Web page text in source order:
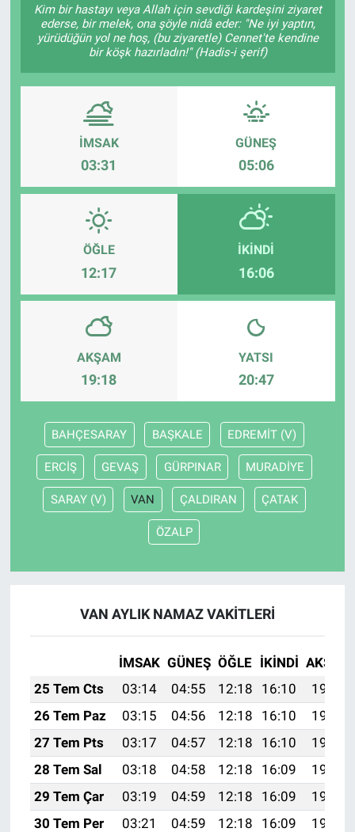
Kim bir hastayı veya Allah için sevdiği kardeşini ziyaret
ederse, bir melek, ona şöyle nidâ eder: "Ne iyi yaptın,
yürüdüğün yol ne hoş, (bu ziyaretle) Cennet'te kendine
bir köşk hazırladın!" (Hadis-i şerif)
İMSAK
03:31
GÜNEŞ
05:06
ÖĞLE
12:17
İKINDI
16:06
AKŞAM
19:18
YATSI
20:47
BAHÇESARAY BAŞKALE EDREMİT (V)
ERCİŞ GEVAŞ GÜRPINAR MURADİYE
SARAY (V) VAN ÇALDIRAN ÇATAK
ÖZALP
VAN AYLIK NAMAZ VAKITLERI
İMSAK GÜNEŞ ÖĞLE İKINDI AKŞAM
25 Tem Cts
03:14 04:55 12:18 16:10
19:31
26 Tem Paz
03:15 04:56 12:18 16:10
19:30
27 Tem Pts
03:17 04:57 12:18 16:10
19:29
28 Tem Sal
03:18 04:58 12:18 16:09
19:28
29 Tem Çar
03:19 04:59 12:18 16:09
19:27
30 Tem Per
03:21 04:59 12:18 16:09
19:27
Özel Haber
Kültür Sanat
Ekonomi
Yaşam
BİLİM VE TEKNOLOJİ